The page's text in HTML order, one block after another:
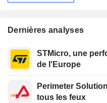
Dernières analyses
STMicro, une
de l'Europe
Perimeter
tous les feux